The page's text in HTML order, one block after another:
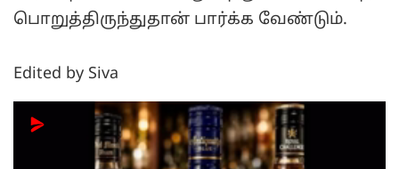
பொறுத்திருந்துதான் பார்க்க வேண்டும்.
Edited by Siva